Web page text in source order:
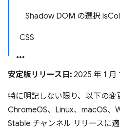
Shadow DOM の選択
CSS
安定版リリース日: 2025 年 1 月
特に明記しない限り、以下の変
ChromeOS、Linux、macOS、
Stable チャンネル リリースに適